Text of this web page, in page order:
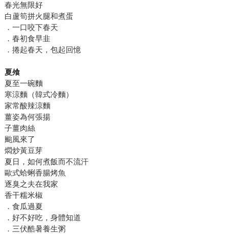
春光無限好
白蘆筍拼火腿和煮蛋
．一口咬下春天
．春初食早韭
．捲起春天，包起回憶
夏飧
夏至一碗麵
寒涼麵（韓式冷麵）
家常酸辣涼麵
薑姿為何張揚
子薑肉絲
颱風來了
燜炒黃豆芽
夏日，如何煮飯而不流汗
歐式蛤蜊香腸烤魚
逐臭之夫在我家
香干糯米椒
．食瓜過夏
．好不好吃，身體知道
．三伏酷暑養生粥